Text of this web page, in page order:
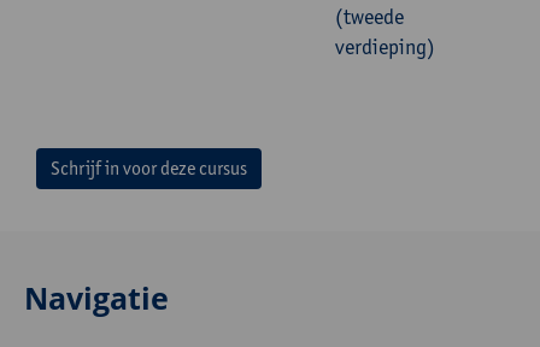
(tweede
verdieping)
Schrijf in voor deze cursus
Navigatie